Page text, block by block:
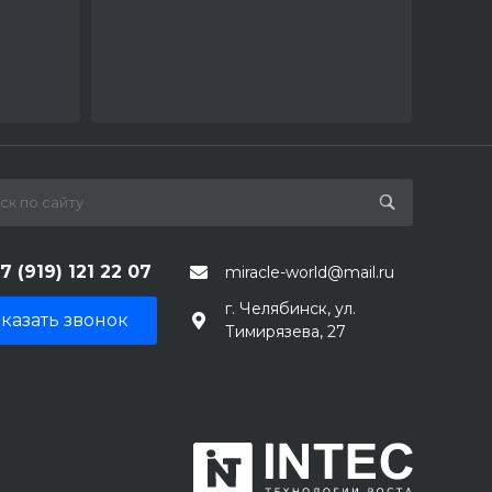
(919) 121 22 07 miracle-world@mail.ru
звонок
г. Челябинск, ул.
Тимирязева, 27